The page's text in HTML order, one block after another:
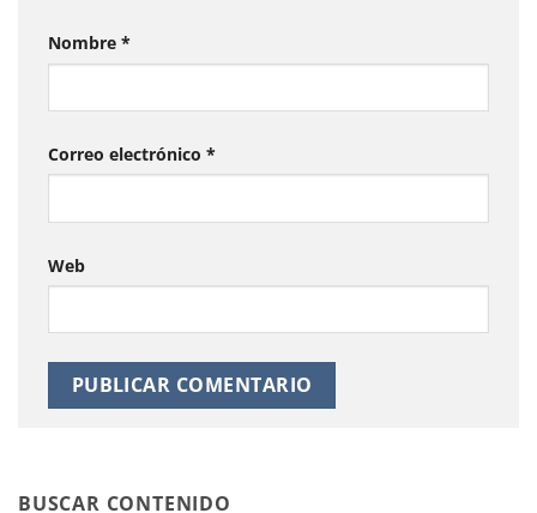
Nombre *
Correo electrónico *
Web
BUSCAR CONTENIDO